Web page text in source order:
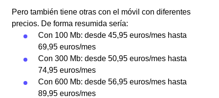
Pero también tiene otras con el móvil con diferentes
precios. De forma resumida sería:
Con 100 Mb: desde 45,95 euros/mes hasta
69,95 euros/mes
Con 300 Mb: desde 50,95 euros/mes hasta
74,95 euros/mes
Con 600 Mb: desde 56,95 euros/mes hasta
89,95 euros/mes